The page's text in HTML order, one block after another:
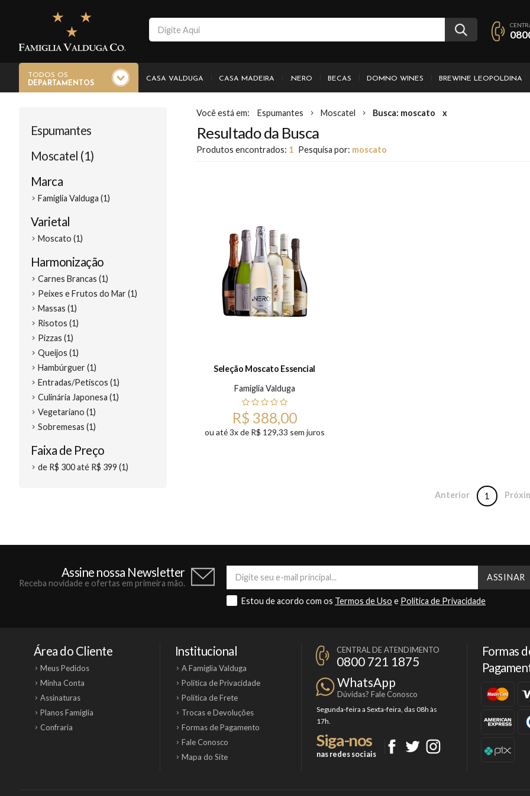
TODOS OS
DEPARTAMENTOS
CASA VALDUGA CASA MADEIRA .NERO BECAS DOMNO WINES BREWINE LEOPOLDINA
Espumantes
Moscatel (1)
Marca
Famiglia Valduga (1)
Varietal
Moscato (1)
Harmonização
Carnes Brancas (1)
Peixes e Frutos do Mar (1)
Massas (1)
Risotos (1)
Pizzas (1)
Queijos (1)
Hambúrguer (1)
Entradas/Petiscos (1)
Culinária Japonesa (1)
Vegetariano (1)
Sobremesas (1)
Faixa de Preço
de R$ 300 até R$ 399 (1)
Espumantes Moscatel Busca: moscato x
Resultado da Busca
Produtos encontrados: 1 Pesquisa por: moscato
Seleção Moscato Essencial
Famiglia Valduga
R$ 388,00
ou até 3x de R$ 129,33 sem juros
Anterior 1
Assine nossa Newsletter
Receba novidade e ofertas em primeira mão.
Estou de acordo com os Termos de Uso e Política de Privacidade
Área do Cliente
Meus Pedidos
Minha Conta
Assinaturas
Planos Famiglia
Confraria
Institucional
A Famiglia Valduga
Política de Privacidade
Política de Frete
Trocas e Devoluções
Formas de Pagamento
Fale Conosco
Mapa do Site
CENTRAL DE ATENDIMENTO
0800 721 1875
WhatsApp
Dúvidas? Fale Conosco
Segunda-feira a Sexta-feira, das 08h às
17h.
Siga-nos
nas redes sociais
Formas